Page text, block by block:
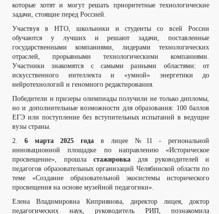
которые хотят и могут решать приоритетные технологические
задачи, стоящие перед Россией.
Участвуя в НТО, школьники и студенты со всей России
обучаются у лучших и решают задачи, поставленные
государственными компаниями, лидерами технологических
отраслей, прорывными технологическими компаниями.
Участники знакомятся с самыми разными областями: от
искусственного интеллекта и «умной» энергетики до
нейротехнологий и геномного редактирования.
Победители и призеры олимпиады получили не только дипломы,
но и дополнительные возможности для образования: 100 баллов
ЕГЭ или поступление без вступительных испытаний в ведущие
вузы страны.
2. 6 марта 2025 года в лицее №11 - региональной
инновационной площадке по направлению «Историческое
просвещение», прошластажировка для руководителей и
педагогов образовательных организаций Челябинской области по
теме «Создание образовательной экосистемы исторического
просвещения на основе музейной педагогики».
Елена Владимировна Киприянова, директор лицея, доктор
педагогических наук, руководитель РИП, познакомила